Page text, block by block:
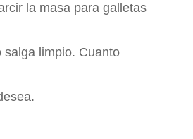
la masa para galletas
salga limpio. Cuanto